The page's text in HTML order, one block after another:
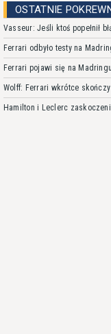
OSTATNIE
Vasseur: Jeśli ktoś popełnił
Ferrari odbyło testy na
Ferrari pojawi się na
Wolff: Ferrari wkrótce
Hamilton i Leclerc